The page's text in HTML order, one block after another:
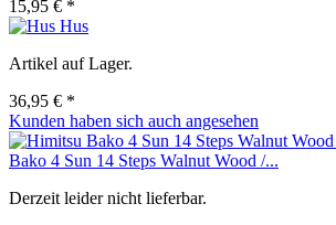
15,95 € *
Hus
Artikel auf Lager.
36,95 € *
Kunden haben sich auch angesehen
Bako 4 Sun 14 Steps Walnut Wood /...
Derzeit leider nicht lieferbar.